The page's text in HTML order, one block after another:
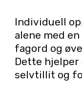
Individuell
alene med
fagord og
Dette hjelper
selvtillit og